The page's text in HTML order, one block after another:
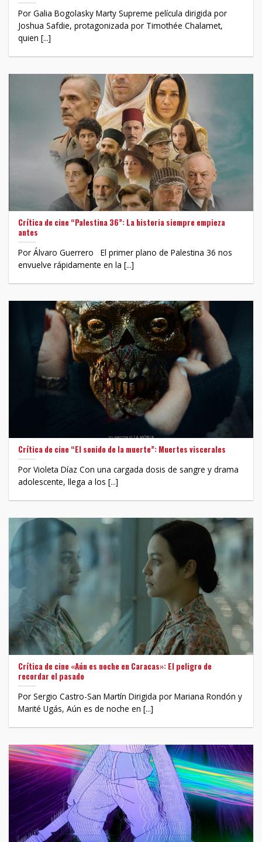
Por Galia Bogolasky Marty Supreme película dirigida por
Joshua Safdie, protagonizada por Timothée Chalamet,
quien [...]
Crítica de cine “Palestina 36”: La historia siempre empieza
antes
Por Álvaro Guerrero El primer plano de Palestina 36 nos
envuelve rápidamente en la [...]
Crítica de cine “El sonido de la muerte”: Muertes viscerales
Por Violeta Díaz Con una cargada dosis de sangre y drama
adolescente, llega a los [...]
Crítica de cine «Aún es noche en Caracas»: El peligro de
recordar el pasado
Por Sergio Castro-San Martín Dirigida por Mariana Rondón y
Marité Ugás, Aún es de noche en [...]